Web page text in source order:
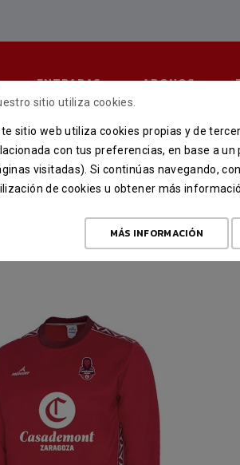
ENTRADAS ABONOS
INICIO TIENDA ROPA
sitio utiliza cookies.
sitio web utiliza cookies propias y de
con tus preferencias, en base a
visitadas). Si continúas navegando,
de cookies u obtener más
MÁS INFORMACIÓN